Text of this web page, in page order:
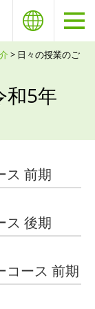
> 日々の授業のご
和5年
ス 前期
ス 後期
コース 前期